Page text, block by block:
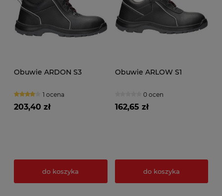
Obuwie ARDON S3
1 ocena
203,40 zł
do koszyka
Obuwie ARLOW S1
0 ocen
162,65 zł
do koszyka